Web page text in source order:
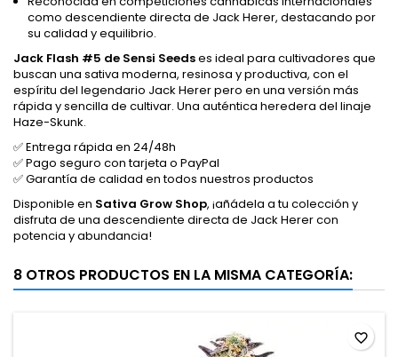
como descendiente directa de Jack Herer, destacando por
su calidad y equilibrio.
Jack Flash #5 de Sensi Seedses ideal para cultivadores que
buscan una sativa moderna, resinosa y productiva, con el
espíritu del legendario Jack Herer pero en una versión más
rápida y sencilla de cultivar. Una auténtica heredera del linaje
Haze-Skunk.
✅ Entrega rápida en 24/48h
✅ Pago seguro con tarjeta o PayPal
✅ Garantía de calidad en todos nuestros productos
Disponible en Sativa Grow Shop, ¡añádela a tu colección y
disfruta de una descendiente directa de Jack Herer con
potencia y abundancia!
8 OTROS PRODUCTOS EN LA MISMA CATEGORÍA:
favorite_border